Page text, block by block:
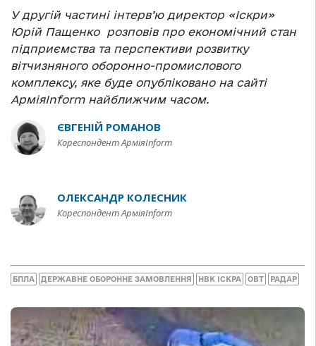
У другій частині інтерв’ю директор «Іскри»
Юрій Пащенко розповів про економічний стан
підприємства та перспективи розвитку
вітчизняного оборонно-промислового
комплексу, яке буде опубліковано на сайті
АрміяInform найближчим часом.
ЄВГЕНІЙ РОМАНОВ
Кореспондент АрміяInform
ОЛЕКСАНДР КОЛЕСНИК
Кореспондент АрміяInform
БПЛА ДЕРЖАВНЕ ОБОРОННЕ ЗАМОВЛЕННЯ НВК ІСКРА ОВТ РАДАР